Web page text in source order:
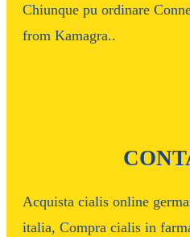
Chiunque pu ordinare
from Kamagra..
Acquista cialis online
italia, Compra cialis in